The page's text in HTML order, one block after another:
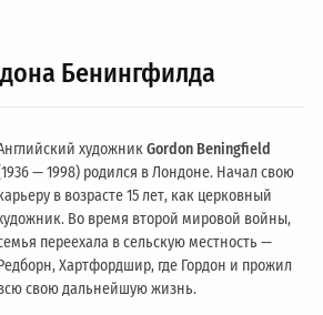
Бенингфилда
художникGordon Beningfield
— 1998) родился в Лондоне. Начал свою
в возрасте 15 лет, как церковный
Во время второй мировой войны,
переехала в сельскую местность —
Хартфордшир, где Гордон и прожил
свою дальнейшую жизнь.